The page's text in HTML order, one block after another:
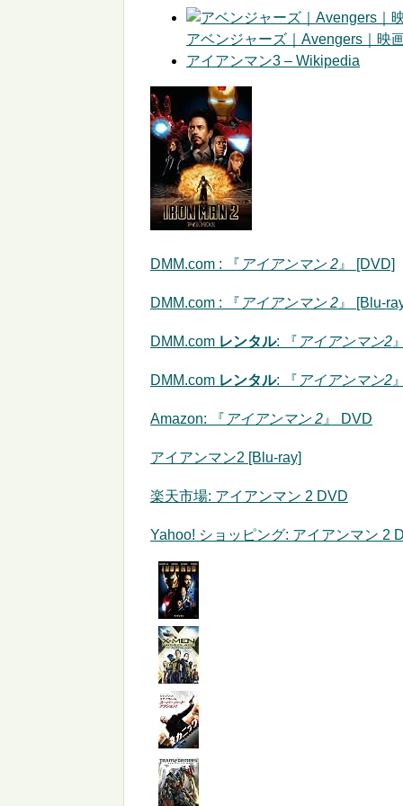
アベンジャーズ｜Avengers｜映
アイアンマン3 – Wikipedia
DMM.com : 『 アイアンマン 2 』 [DVD]
DMM.com : 『 アイアンマン 2 』 [Blu-
DMM.com レンタル: 『 アイアンマン2
DMM.com レンタル: 『 アイアンマン2
Amazon: 『 アイアンマン 2 』 DVD
アイアンマン2 [Blu-ray]
楽天市場: アイアンマン 2 DVD
Yahoo! ショッピング: アイアンマン 2